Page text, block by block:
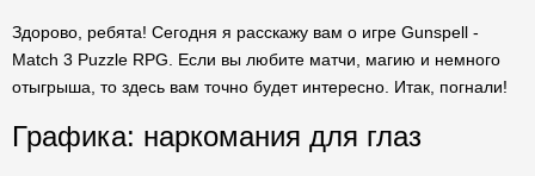
Здорово, ребята! Сегодня я расскажу вам о игре Gunspell -
Match 3 Puzzle RPG. Если вы любите матчи, магию и немного
отыгрыша, то здесь вам точно будет интересно. Итак, погнали!
Графика: наркомания для глаз